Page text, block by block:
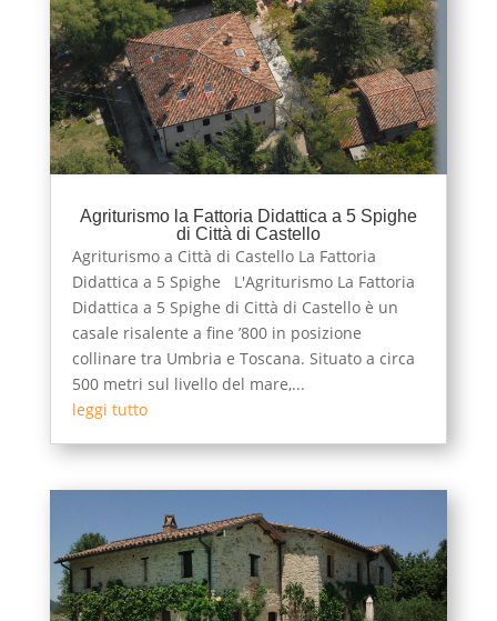
Agriturismo la Fattoria Didattica a 5 Spighe
di Città di Castello
Agriturismo a Città di Castello La Fattoria
Didattica a 5 Spighe L'Agriturismo La Fattoria
Didattica a 5 Spighe di Città di Castello è un
casale risalente a fine ’800 in posizione
collinare tra Umbria e Toscana. Situato a circa
500 metri sul livello del mare,...
leggi tutto